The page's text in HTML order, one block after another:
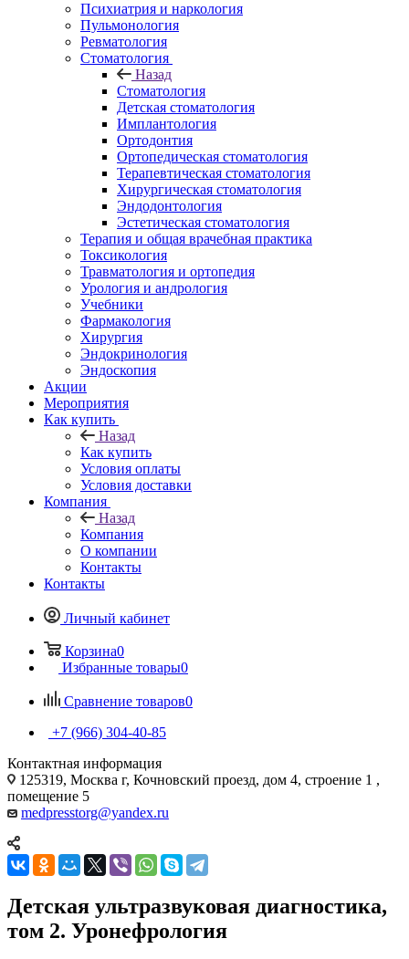
Психиатрия и наркология
Пульмонология
Ревматология
Стоматология
Назад
Стоматология
Детская стоматология
Имплантология
Ортодонтия
Ортопедическая стоматология
Терапевтическая стоматология
Хирургическая стоматология
Эндодонтология
Эстетическая стоматология
Терапия и общая врачебная практика
Токсикология
Травматология и ортопедия
Урология и андрология
Учебники
Фармакология
Хирургия
Эндокринология
Эндоскопия
Акции
Мероприятия
Как купить
Назад
Как купить
Условия оплаты
Условия доставки
Компания
Назад
Компания
О компании
Контакты
Контакты
Личный кабинет
Корзина0
Избранные товары0
Сравнение товаров0
+7 (966) 304-40-85
Контактная информация
125319, Москва г, Кочновский проезд, дом 4, строение 1 ,
помещение 5
medpresstorg@yandex.ru
Детская ультразвуковая диагностика,
том 2. Уронефрология